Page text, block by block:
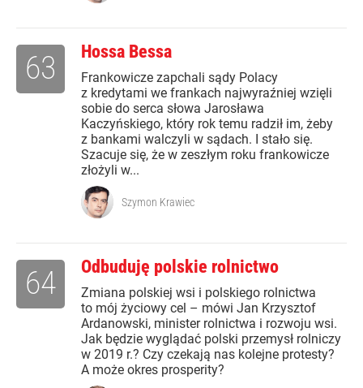
Hossa Bessa
Frankowicze zapchali sądy Polacy
z kredytami we frankach najwyraźniej wzięli
sobie do serca słowa Jarosława
Kaczyńskiego, który rok temu radził im, żeby
z bankami walczyli w sądach. I stało się.
Szacuje się, że w zeszłym roku frankowicze
złożyli w...
63
Szymon Krawiec
Odbuduję polskie rolnictwo
Zmiana polskiej wsi i polskiego rolnictwa
to mój życiowy cel – mówi Jan Krzysztof
Ardanowski, minister rolnictwa i rozwoju wsi.
Jak będzie wyglądać polski przemysł rolniczy
w 2019 r.? Czy czekają nas kolejne protesty?
A może okres prosperity?
64